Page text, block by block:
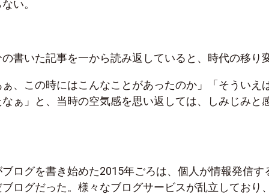
い。
の書いた記事を一から読み返していると、時代の移り
ぁ、この時にはこんなことがあったのか」「そういえ
なぁ」と、当時の空気感を思い返しては、しみじみと
ログを書き始めた2015年ごろは、個人が情報発信す
ブログだった。様々なブログサービスが乱立しており